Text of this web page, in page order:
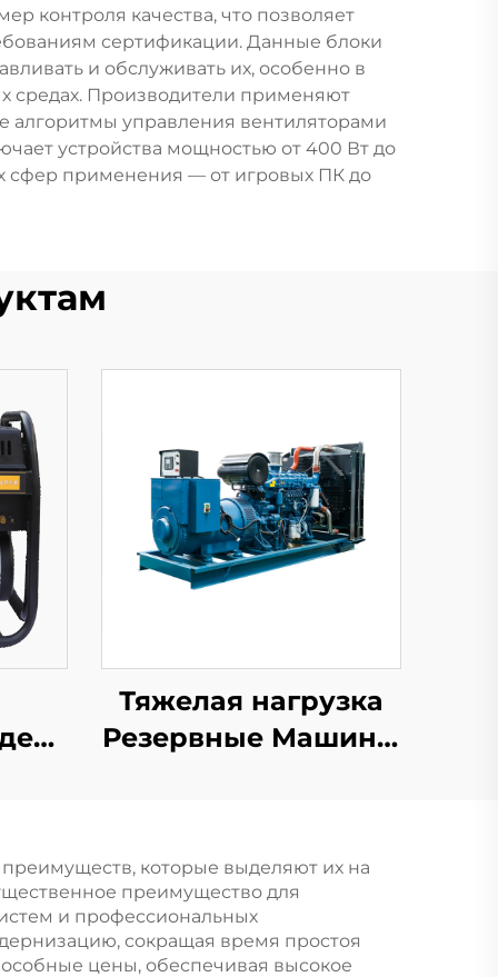
контроля качества, что позволяет
сертификации. Данные блоки
и обслуживать их, особенно в
средах. Производители применяют
алгоритмы управления вентиляторами
устройства мощностью от 400 Вт до
сфер применения — от игровых ПК до
Тяжелая нагрузка
Резервные Машины
1250КВА Дизельный
Генератор
которые выделяют их на
преимущество для
и профессиональных
сокращая время простоя
цены, обеспечивая высокое